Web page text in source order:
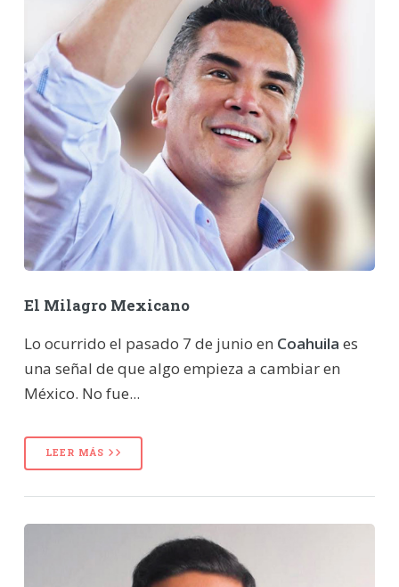
El Milagro Mexicano
Lo ocurrido el pasado 7 de junio en Coahuila es
una señal de que algo empieza a cambiar en
México. No fue...
LEER MÁS